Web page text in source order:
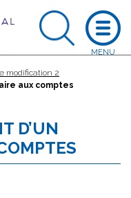
modification 2
aux comptes
D’UN